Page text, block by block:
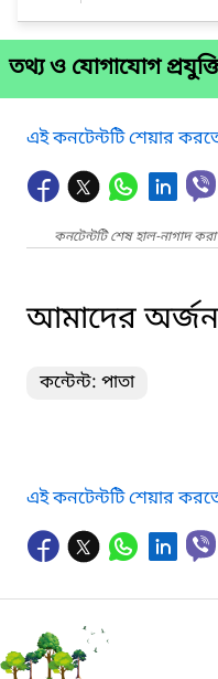
তথ্য ও যোগাযোগ
এই কনটেন্টটি শেয়ার
কনটেন্টটি শেষ হাল-নাগাদ
আমাদের
কন্টেন্ট: পাতা
এই কনটেন্টটি শেয়ার